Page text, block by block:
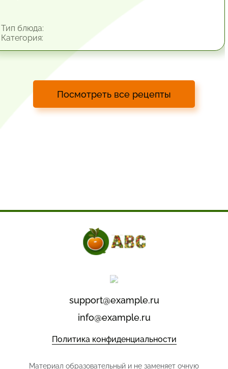
блюда:
Посмотреть все рецепты
support@example.ru
info@example.ru
Политика конфиденциальности
Материал образовательный и не заменяет очную